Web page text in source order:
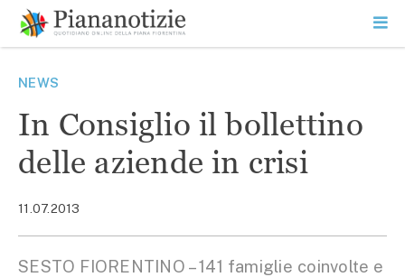
contenuto
SEARCH
NEWS
In Consiglio il bollettino
delle aziende in crisi
11.07.2013
SESTO FIORENTINO – 141 famiglie coinvolte e